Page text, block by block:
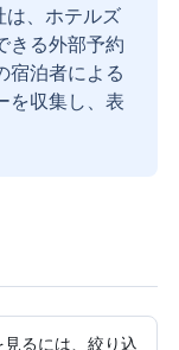
は、ホテルズ
きる外部予約
宿泊者による
を収集し、表
るには、絞り込